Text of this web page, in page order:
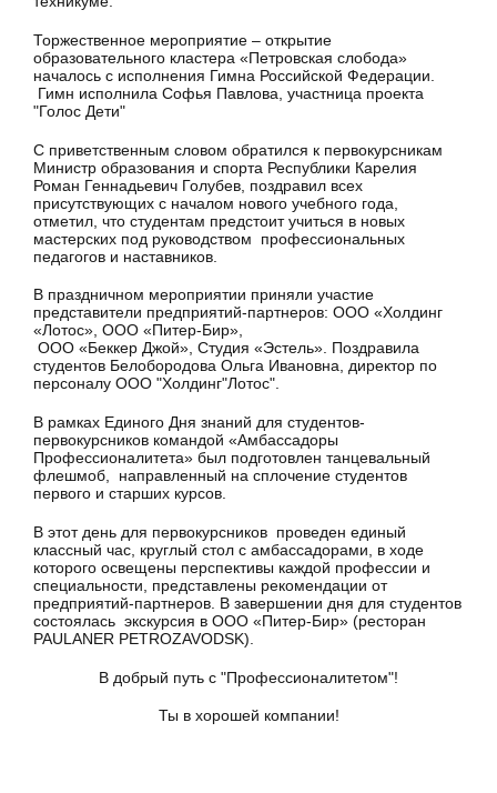
Торжественное мероприятие – открытие
образовательного кластера «Петровская слобода»
началось с исполнения Гимна Российской Федерации.
Гимн исполнила Софья Павлова, участница проекта
"Голос Дети"
С приветственным словом обратился к первокурсникам
Министр образования и спорта Республики Карелия
Роман Геннадьевич Голубев, поздравил всех
присутствующих с началом нового учебного года,
отметил, что студентам предстоит учиться в новых
мастерских под руководством профессиональных
педагогов и наставников.
В праздничном мероприятии приняли участие
представители предприятий-партнеров: ООО «Холдинг
«Лотос», ООО «Питер-Бир»,
ООО «Беккер Джой», Студия «Эстель». Поздравила
студентов Белобородова Ольга Ивановна, директор по
персоналу ООО "Холдинг"Лотос".
В рамках Единого Дня знаний для студентов-
первокурсников командой «Амбассадоры
Профессионалитета» был подготовлен танцевальный
флешмоб, направленный на сплочение студентов
первого и старших курсов.
В этот день для первокурсников проведен единый
классный час, круглый стол с амбассадорами, в ходе
которого освещены перспективы каждой профессии и
специальности, представлены рекомендации от
предприятий-партнеров. В завершении дня для студентов
состоялась экскурсия в ООО «Питер-Бир» (ресторан
PAULANER PETROZAVODSK).
В добрый путь с "Профессионалитетом"!
Ты в хорошей компании!